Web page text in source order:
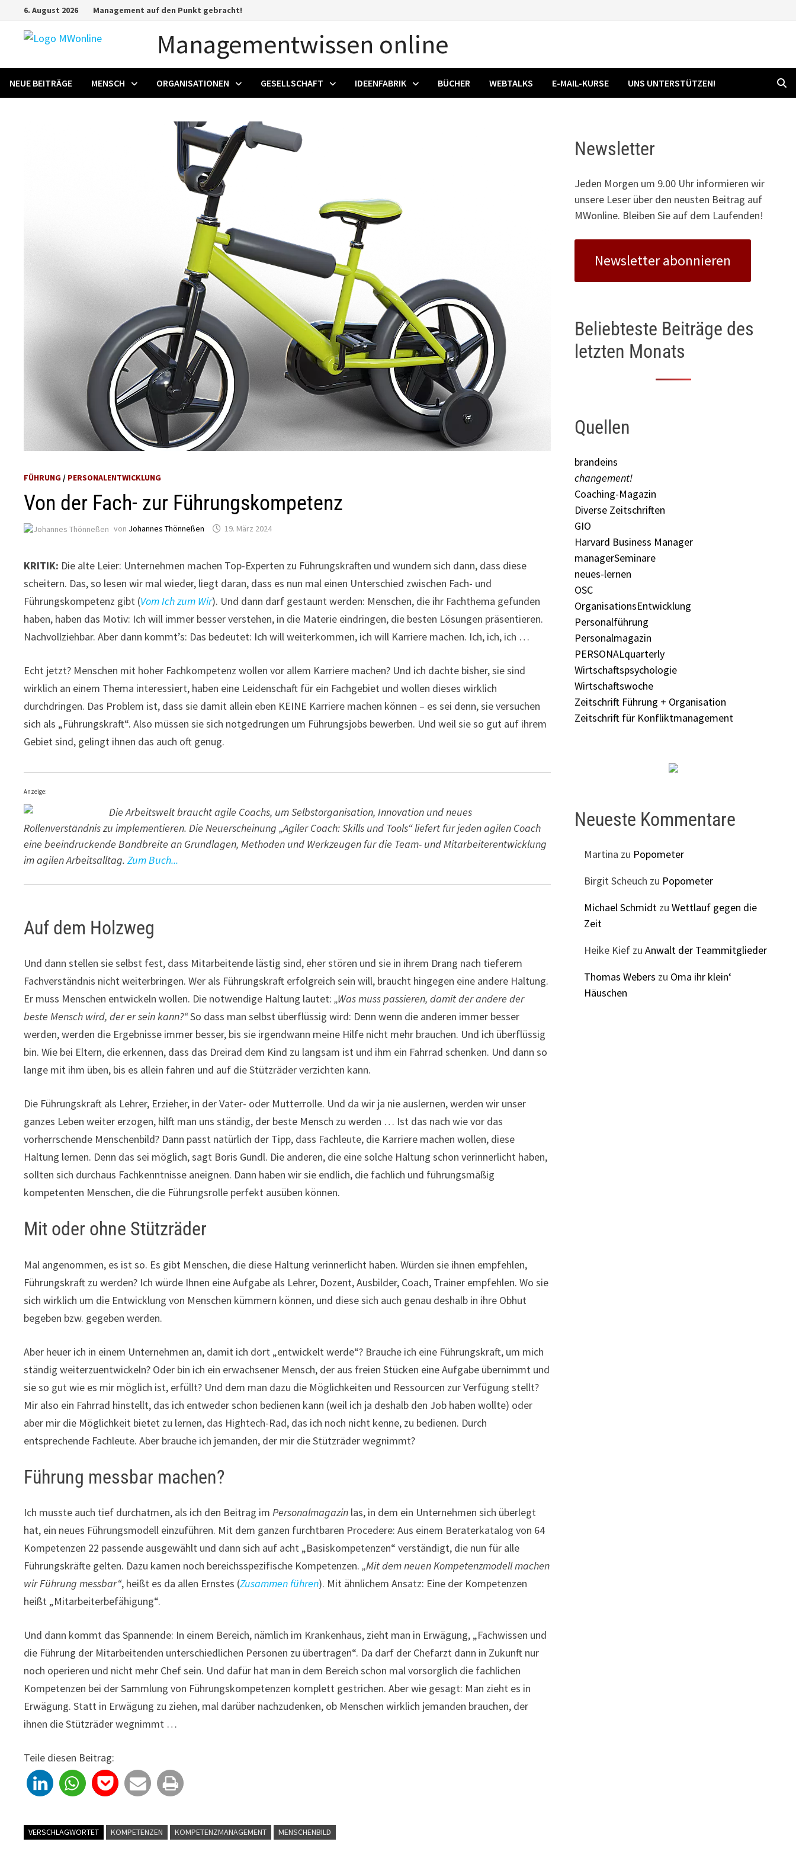
springen
6. August 2026 Management auf den Punkt gebracht!
Managementwissen online
NEUE BEITRÄGE MENSCH ORGANISATIONEN GESELLSCHAFT IDEENFABRIK BÜCHER WEBTALKS E-MAIL-KURSE UNS UNTERSTÜTZEN!
FÜHRUNG / PERSONALENTWICKLUNG
Von der Fach- zur Führungskompetenz
von Johannes Thönneßen 19. März 2024
KRITIK: Die alte Leier: Unternehmen machen Top-Experten zu Führungskräften und wundern sich dann, dass diese
scheitern. Das, so lesen wir mal wieder, liegt daran, dass es nun mal einen Unterschied zwischen Fach- und
Führungskompetenz gibt (Vom Ich zum Wir). Und dann darf gestaunt werden: Menschen, die ihr Fachthema gefunden
haben, haben das Motiv: Ich will immer besser verstehen, in die Materie eindringen, die besten Lösungen präsentieren.
Nachvollziehbar. Aber dann kommt’s: Das bedeutet: Ich will weiterkommen, ich will Karriere machen. Ich, ich, ich …
Echt jetzt? Menschen mit hoher Fachkompetenz wollen vor allem Karriere machen? Und ich dachte bisher, sie sind
wirklich an einem Thema interessiert, haben eine Leidenschaft für ein Fachgebiet und wollen dieses wirklich
durchdringen. Das Problem ist, dass sie damit allein eben KEINE Karriere machen können – es sei denn, sie versuchen
sich als „Führungskraft“. Also müssen sie sich notgedrungen um Führungsjobs bewerben. Und weil sie so gut auf ihrem
Gebiet sind, gelingt ihnen das auch oft genug.
Anzeige:
Die Arbeitswelt braucht agile Coachs, um Selbstorganisation, Innovation und neues
Rollenverständnis zu implementieren. Die Neuerscheinung „Agiler Coach: Skills und Tools“ liefert für jeden agilen Coach
eine beeindruckende Bandbreite an Grundlagen, Methoden und Werkzeugen für die Team- und Mitarbeiterentwicklung
im agilen Arbeitsalltag.Zum Buch...
Auf dem Holzweg
Und dann stellen sie selbst fest, dass Mitarbeitende lästig sind, eher stören und sie in ihrem Drang nach tieferem
Fachverständnis nicht weiterbringen. Wer als Führungskraft erfolgreich sein will, braucht hingegen eine andere Haltung.
Er muss Menschen entwickeln wollen. Die notwendige Haltung lautet:„Was muss passieren, damit der andere der
beste Mensch wird, der er sein kann?“So dass man selbst überflüssig wird: Denn wenn die anderen immer besser
werden, werden die Ergebnisse immer besser, bis sie irgendwann meine Hilfe nicht mehr brauchen. Und ich überflüssig
bin. Wie bei Eltern, die erkennen, dass das Dreirad dem Kind zu langsam ist und ihm ein Fahrrad schenken. Und dann so
lange mit ihm üben, bis es allein fahren und auf die Stützräder verzichten kann.
Die Führungskraft als Lehrer, Erzieher, in der Vater- oder Mutterrolle. Und da wir ja nie auslernen, werden wir unser
ganzes Leben weiter erzogen, hilft man uns ständig, der beste Mensch zu werden … Ist das nach wie vor das
vorherrschende Menschenbild? Dann passt natürlich der Tipp, dass Fachleute, die Karriere machen wollen, diese
Haltung lernen. Denn das sei möglich, sagt Boris Gundl. Die anderen, die eine solche Haltung schon verinnerlicht haben,
sollten sich durchaus Fachkenntnisse aneignen. Dann haben wir sie endlich, die fachlich und führungsmäßig
kompetenten Menschen, die die Führungsrolle perfekt ausüben können.
Mit oder ohne Stützräder
Mal angenommen, es ist so. Es gibt Menschen, die diese Haltung verinnerlicht haben. Würden sie ihnen empfehlen,
Führungskraft zu werden? Ich würde Ihnen eine Aufgabe als Lehrer, Dozent, Ausbilder, Coach, Trainer empfehlen. Wo sie
sich wirklich um die Entwicklung von Menschen kümmern können, und diese sich auch genau deshalb in ihre Obhut
begeben bzw. gegeben werden.
Aber heuer ich in einem Unternehmen an, damit ich dort „entwickelt werde“? Brauche ich eine Führungskraft, um mich
ständig weiterzuentwickeln? Oder bin ich ein erwachsener Mensch, der aus freien Stücken eine Aufgabe übernimmt und
sie so gut wie es mir möglich ist, erfüllt? Und dem man dazu die Möglichkeiten und Ressourcen zur Verfügung stellt?
Mir also ein Fahrrad hinstellt, das ich entweder schon bedienen kann (weil ich ja deshalb den Job haben wollte) oder
aber mir die Möglichkeit bietet zu lernen, das Hightech-Rad, das ich noch nicht kenne, zu bedienen. Durch
entsprechende Fachleute. Aber brauche ich jemanden, der mir die Stützräder wegnimmt?
Führung messbar machen?
Ich musste auch tief durchatmen, als ich den Beitrag imPersonalmagazin las, in dem ein Unternehmen sich überlegt
hat, ein neues Führungsmodell einzuführen. Mit dem ganzen furchtbaren Procedere: Aus einem Beraterkatalog von 64
Kompetenzen 22 passende ausgewählt und dann sich auf acht „Basiskompetenzen“ verständigt, die nun für alle
Führungskräfte gelten. Dazu kamen noch bereichsspezifische Kompetenzen.„Mit dem neuen Kompetenzmodell machen
wir Führung messbar“, heißt es da allen Ernstes (Zusammen führen). Mit ähnlichem Ansatz: Eine der Kompetenzen
heißt „Mitarbeiterbefähigung“.
Und dann kommt das Spannende: In einem Bereich, nämlich im Krankenhaus, zieht man in Erwägung, „Fachwissen und
die Führung der Mitarbeitenden unterschiedlichen Personen zu übertragen“. Da darf der Chefarzt dann in Zukunft nur
noch operieren und nicht mehr Chef sein. Und dafür hat man in dem Bereich schon mal vorsorglich die fachlichen
Kompetenzen bei der Sammlung von Führungskompetenzen komplett gestrichen. Aber wie gesagt: Man zieht es in
Erwägung. Statt in Erwägung zu ziehen, mal darüber nachzudenken, ob Menschen wirklich jemanden brauchen, der
ihnen die Stützräder wegnimmt …
Teile diesen Beitrag:
VERSCHLAGWORTET KOMPETENZEN KOMPETENZMANAGEMENT MENSCHENBILD
Newsletter
Jeden Morgen um 9.00 Uhr informieren wir
unsere Leser über den neusten Beitrag auf
MWonline. Bleiben Sie auf dem Laufenden!
Newsletter abonnieren
Beliebteste Beiträge des
letzten Monats
Quellen
brandeins
changement!
Coaching-Magazin
Diverse Zeitschriften
GIO
Harvard Business Manager
managerSeminare
neues-lernen
OSC
OrganisationsEntwicklung
Personalführung
Personalmagazin
PERSONALquarterly
Wirtschaftspsychologie
Wirtschaftswoche
Zeitschrift Führung + Organisation
Zeitschrift für Konfliktmanagement
Neueste Kommentare
Martina zu Popometer
Birgit Scheuch zu Popometer
Michael Schmidtzu Wettlauf gegen die
Zeit
Heike Kiefzu Anwalt der Teammitglieder
Thomas Webers zu Oma ihr klein‘
Häuschen